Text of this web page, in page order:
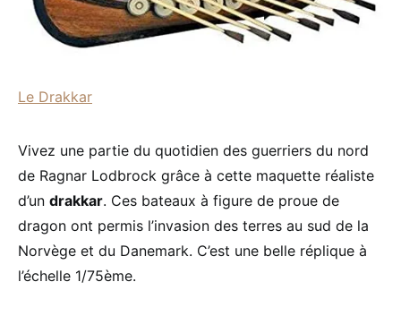
Le Drakkar
Vivez une partie du quotidien des guerriers du nord
de Ragnar Lodbrock grâce à cette maquette réaliste
d’un drakkar. Ces bateaux à figure de proue de
dragon ont permis l’invasion des terres au sud de la
Norvège et du Danemark. C’est une belle réplique à
l’échelle 1/75ème.